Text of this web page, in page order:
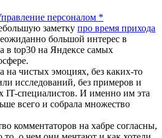
персоналом *
заметку про время прихода
большой интерес в
в top30 на Яндексе самых
на чистых эмоциях, без каких-то
исследований, без примеров и
IT-специалистов. И именно им эта
всего и собрала множество
комментаторов на хабре согласны,